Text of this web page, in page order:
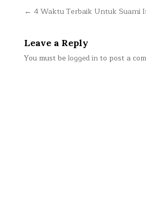
Post
← 4 Waktu Terbaik Untuk Suami
Leave a Reply
You must be logged into post a